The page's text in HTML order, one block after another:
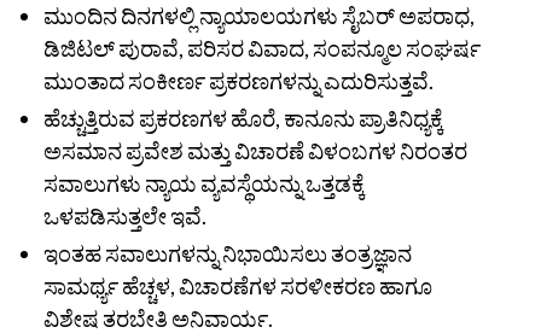
ಮುಂದಿನ ದಿನಗಳಲ್ಲಿ ನ್ಯಾಯಾಲಯಗಳು ಸೈಬರ್ ಅಪರಾಧ,
ಡಿಜಿಟಲ್ ಪುರಾವೆ, ಪರಿಸರ ವಿವಾದ, ಸಂಪನ್ಮೂಲ ಸಂಘರ್ಷ
ಮುಂತಾದ ಸಂಕೀರ್ಣ ಪ್ರಕರಣಗಳನ್ನು ಎದುರಿಸುತ್ತವೆ.
ಹೆಚ್ಚುತ್ತಿರುವ ಪ್ರಕರಣಗಳ ಹೊರೆ, ಕಾನೂನು ಪ್ರಾತಿನಿಧ್ಯಕ್ಕೆ
ಅಸಮಾನ ಪ್ರವೇಶ ಮತ್ತು ವಿಚಾರಣೆ ವಿಳಂಬಗಳ ನಿರಂತರ
ಸವಾಲುಗಳು ನ್ಯಾಯ ವ್ಯವಸ್ಥೆಯನ್ನು ಒತ್ತಡಕ್ಕೆ
ಒಳಪಡಿಸುತ್ತಲೇ ಇವೆ.
ಇಂತಹ ಸವಾಲುಗಳನ್ನು ನಿಭಾಯಿಸಲು ತಂತ್ರಜ್ಞಾನ
ಸಾಮರ್ಥ್ಯ ಹೆಚ್ಚಳ, ವಿಚಾರಣೆಗಳ ಸರಳೀಕರಣ ಹಾಗೂ
ವಿಶೇಷ ತರಬೇತಿ ಅನಿವಾರ್ಯ.